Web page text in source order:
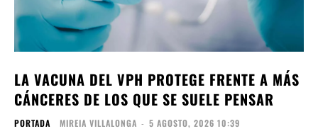
LA VACUNA DEL VPH PROTEGE FRENTE A MÁS
CÁNCERES DE LOS QUE SE SUELE PENSAR
PORTADA MIREIA VILLALONGA - 5 AGOSTO, 2026 10:39